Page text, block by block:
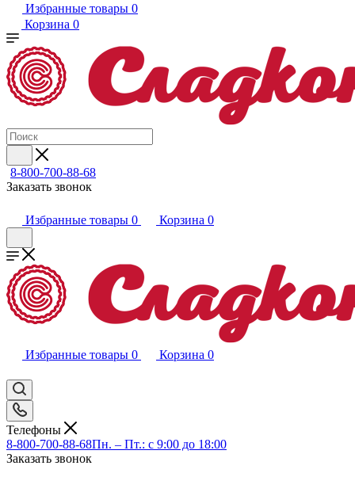
Избранные товары 0
Корзина 0
8-800-700-88-68
Заказать звонок
Избранные товары 0 Корзина 0
Избранные товары 0 Корзина 0
Телефоны
8-800-700-88-68Пн. – Пт.: с 9:00 до 18:00
Заказать звонок